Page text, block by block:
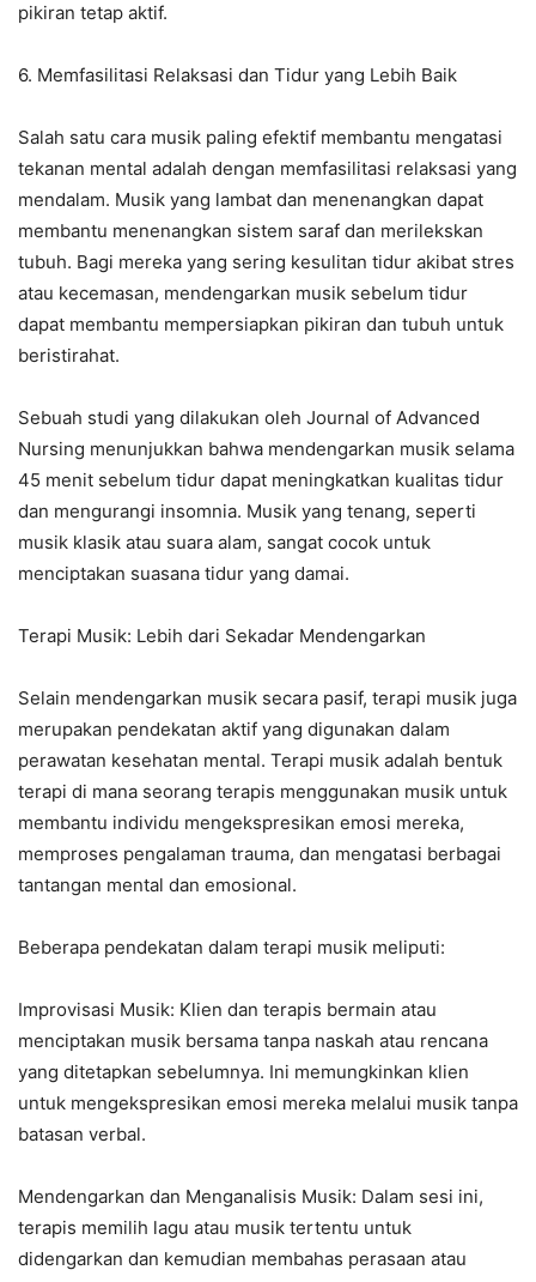
pikiran tetap aktif.
6. Memfasilitasi Relaksasi dan Tidur yang Lebih Baik
Salah satu cara musik paling efektif membantu mengatasi
tekanan mental adalah dengan memfasilitasi relaksasi yang
mendalam. Musik yang lambat dan menenangkan dapat
membantu menenangkan sistem saraf dan merilekskan
tubuh. Bagi mereka yang sering kesulitan tidur akibat stres
atau kecemasan, mendengarkan musik sebelum tidur
dapat membantu mempersiapkan pikiran dan tubuh untuk
beristirahat.
Sebuah studi yang dilakukan oleh Journal of Advanced
Nursing menunjukkan bahwa mendengarkan musik selama
45 menit sebelum tidur dapat meningkatkan kualitas tidur
dan mengurangi insomnia. Musik yang tenang, seperti
musik klasik atau suara alam, sangat cocok untuk
menciptakan suasana tidur yang damai.
Terapi Musik: Lebih dari Sekadar Mendengarkan
Selain mendengarkan musik secara pasif, terapi musik juga
merupakan pendekatan aktif yang digunakan dalam
perawatan kesehatan mental. Terapi musik adalah bentuk
terapi di mana seorang terapis menggunakan musik untuk
membantu individu mengekspresikan emosi mereka,
memproses pengalaman trauma, dan mengatasi berbagai
tantangan mental dan emosional.
Beberapa pendekatan dalam terapi musik meliputi:
Improvisasi Musik: Klien dan terapis bermain atau
menciptakan musik bersama tanpa naskah atau rencana
yang ditetapkan sebelumnya. Ini memungkinkan klien
untuk mengekspresikan emosi mereka melalui musik tanpa
batasan verbal.
Mendengarkan dan Menganalisis Musik: Dalam sesi ini,
terapis memilih lagu atau musik tertentu untuk
didengarkan dan kemudian membahas perasaan atau